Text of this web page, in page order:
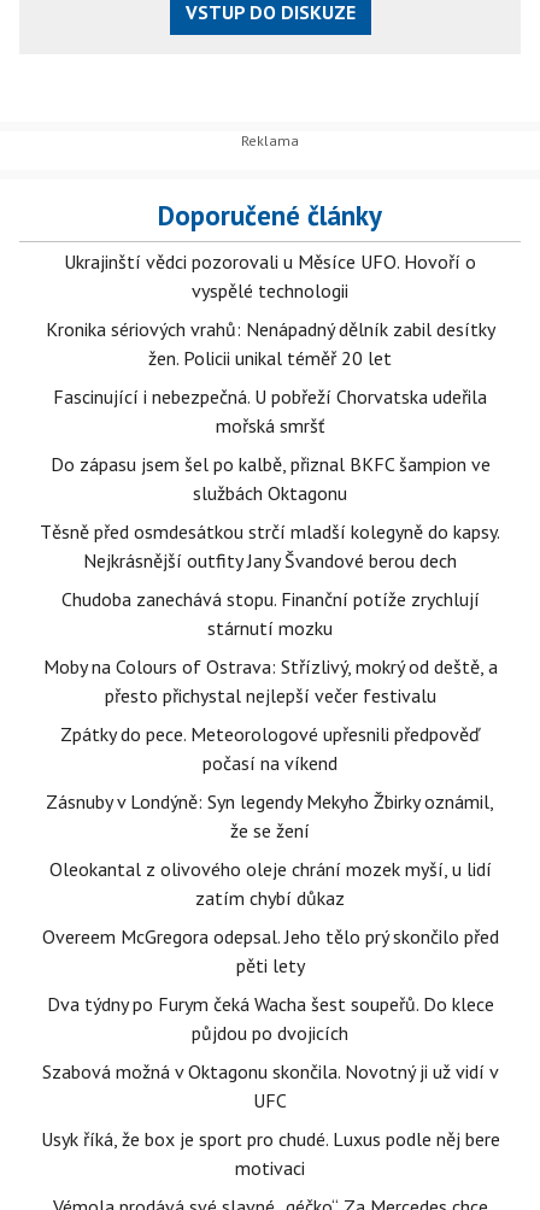
VSTUP DO DISKUZE
Doporučené články
Ukrajinští vědci pozorovali u Měsíce UFO. Hovoří o
vyspělé technologii
Kronika sériových vrahů: Nenápadný dělník zabil desítky
žen. Policii unikal téměř 20 let
Fascinující i nebezpečná. U pobřeží Chorvatska udeřila
mořská smršť
Do zápasu jsem šel po kalbě, přiznal BKFC šampion ve
službách Oktagonu
Těsně před osmdesátkou strčí mladší kolegyně do kapsy.
Nejkrásnější outfity Jany Švandové berou dech
Chudoba zanechává stopu. Finanční potíže zrychlují
stárnutí mozku
Moby na Colours of Ostrava: Střízlivý, mokrý od deště, a
přesto přichystal nejlepší večer festivalu
Zpátky do pece. Meteorologové upřesnili předpověď
počasí na víkend
Zásnuby v Londýně: Syn legendy Mekyho Žbirky oznámil,
že se žení
Oleokantal z olivového oleje chrání mozek myší, u lidí
zatím chybí důkaz
Overeem McGregora odepsal. Jeho tělo prý skončilo před
pěti lety
Dva týdny po Furym čeká Wacha šest soupeřů. Do klece
půjdou po dvojicích
Szabová možná v Oktagonu skončila. Novotný ji už vidí v
UFC
Usyk říká, že box je sport pro chudé. Luxus podle něj bere
motivaci